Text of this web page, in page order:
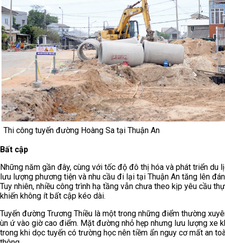
Thi công tuyến đường Hoàng Sa tại Thuận An
Bất cập
Những năm gần đây, cùng với tốc độ đô thị hóa và phát triển du
lưu lượng phương tiện và nhu cầu đi lại tại Thuận An tăng lên
Tuy nhiên, nhiều công trình hạ tầng vẫn chưa theo kịp yêu cầu
khiến không ít bất cập kéo dài.
Tuyến đường Trương Thiều là một trong những điểm thường
ùn ứ vào giờ cao điểm. Mặt đường nhỏ hẹp nhưng lưu lượng xe
trong khi dọc tuyến có trường học nên tiềm ẩn nguy cơ mất an